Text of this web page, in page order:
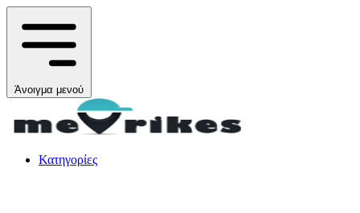
Άνοιγμα μενού
Κατηγορίες